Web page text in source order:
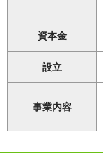
資本金
設立
事業内容